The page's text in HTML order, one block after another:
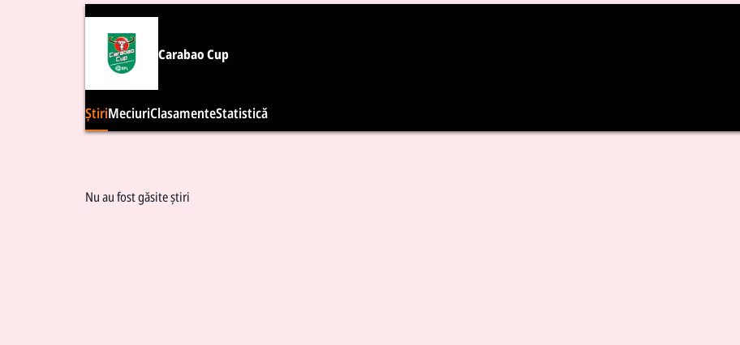
Carabao Cup
ȘtiriMeciuriClasamenteStatistică
Nu au fost găsite știri